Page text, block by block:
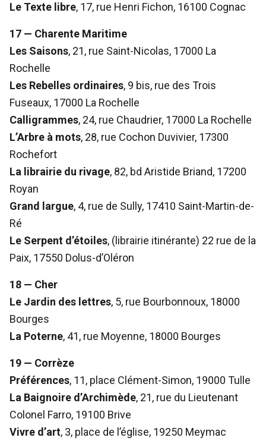
Le Texte libre, 17, rue Henri Fichon, 16100 Cognac
17 — Charente Maritime
Les Saisons, 21, rue Saint-Nicolas, 17000 La
Rochelle
Les Rebelles ordinaires, 9 bis, rue des Trois
Fuseaux, 17000 La Rochelle
Calligrammes, 24, rue Chaudrier, 17000 La Rochelle
L’Arbre à mots, 28, rue Cochon Duvivier, 17300
Rochefort
La librairie du rivage, 82, bd Aristide Briand, 17200
Royan
Grand largue, 4, rue de Sully, 17410 Saint-Martin-de-
Ré
Le Serpent d’étoiles, (librairie itinérante) 22 rue de la
Paix, 17550 Dolus-d’Oléron
18 — Cher
Le Jardin des lettres, 5, rue Bourbonnoux, 18000
Bourges
La Poterne, 41, rue Moyenne, 18000 Bourges
19 — Corrèze
Préférences, 11, place Clément-Simon, 19000 Tulle
La Baignoire d’Archimède, 21, rue du Lieutenant
Colonel Farro, 19100 Brive
Vivre d’art, 3, place de l’église, 19250 Meymac